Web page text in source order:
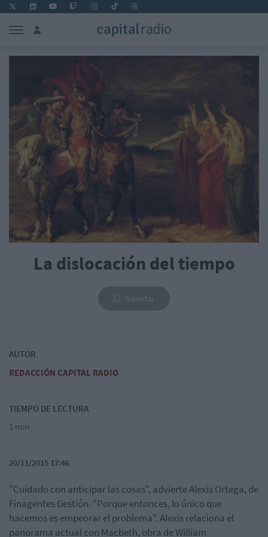
La dislocación del tiempo
AUTOR
REDACCIÓN CAPITAL RADIO
TIEMPO DE LECTURA
1 min
20/11/2015 17:46
"Cuidado con anticipar las cosas", advierte Alexis Ortega, de
Finagentes Gestión. "Porque entonces, lo único que
hacemos es empeorar el problema". Alexis relaciona el
panorama actual con Macbeth, obra de William